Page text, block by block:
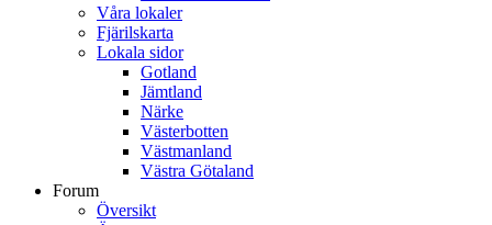
Våra lokaler
Fjärilskarta
Lokala sidor
Gotland
Jämtland
Närke
Västerbotten
Västmanland
Västra Götaland
Forum
Översikt